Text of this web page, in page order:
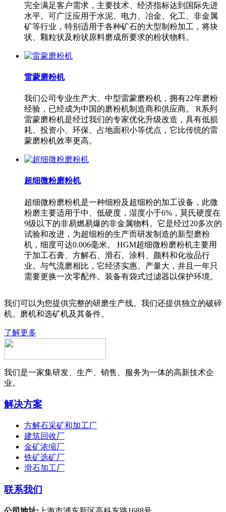
完全满足客户需求，主要技术、经济指标达到国际先进
水平。可广泛应用于水泥、电力、冶金、化工、非金属
矿等行业，特别适用于各种矿石的大型制粉加工，将块
状、颗粒状及粉状原料磨成所要求的粉状物料。
雷蒙磨粉机
我们公司专业生产大、中型雷蒙磨粉机，拥有22年磨粉
经验，已经成为中国的磨粉机制造商和供应商。 R系列
雷蒙磨粉机是经过我们的专家优化升级改造，具有低损
耗、投资小、环保、占地面积小等优点，它比传统的雷
蒙磨粉机效率更高。
超细微粉磨粉机
超细微粉磨粉机是一种细粉及超细粉的加工设备，此微
粉磨主要适用于中、低硬度，湿度小于6%，莫氏硬度在
9级以下的非易燃易爆的非金属物料。它是经过20多次的
试验和改进，为超细粉的生产而研发制造的新型磨粉
机，细度可达0.006毫米。 HGM超细微粉磨粉机主要用
于加工石膏、方解石、滑石、涂料、颜料和化妆品行
业。与气流磨相比，它经济实惠、产量大，并且一年只
需要更换一次零配件。装备有袋式过滤器以保护环境。
我们可以为您提供完整的研磨生产线。我们还提供独立的破碎
机、磨机和选矿机及其备件。
了解更多
我们是一家集研发、生产、销售、服务为一体的高新技术企
业。
解决方案
方解石采矿和加工厂
建筑回收厂
金矿浓缩厂
铁矿选矿厂
滑石加工厂
联系我们